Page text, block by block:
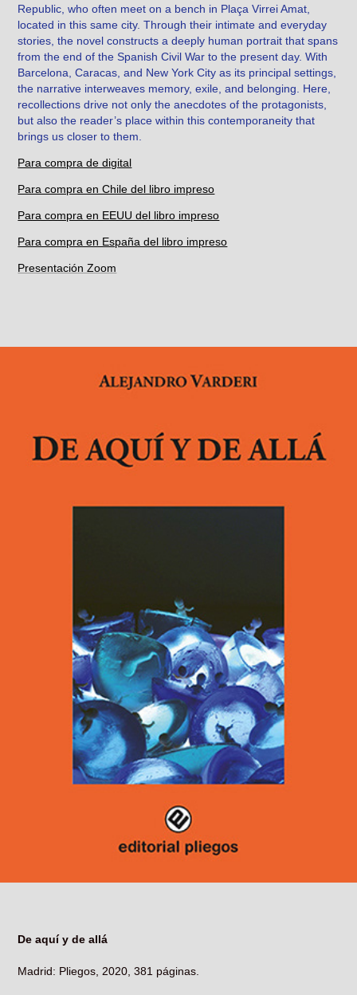
Republic, who often meet on a bench in Plaça Virrei Amat,
located in this same city. Through their intimate and everyday
stories, the novel constructs a deeply human portrait that spans
from the end of the Spanish Civil War to the present day. With
Barcelona, Caracas, and New York City as its principal settings,
the narrative interweaves memory, exile, and belonging. Here,
recollections drive not only the anecdotes of the protagonists,
but also the reader’s place within this contemporaneity that
brings us closer to them.
Para compra de digital
Para compra en Chile del libro impreso
Para compra en EEUU del libro impreso
Para compra en España del libro impreso
Presentación Zoom
De aquí y de allá
Madrid: Pliegos, 2020, 381 páginas.